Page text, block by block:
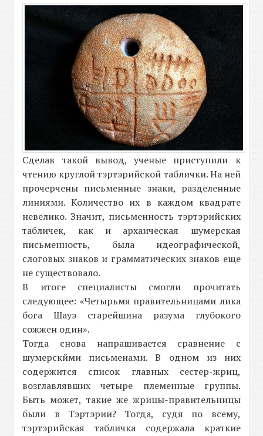
Сделав такой вывод, ученые приступили к
чтению круглой тэртэрийской таблички. На ней
прочерчены письменные знаки, разделенные
линиями. Количество их в каждом квадрате
невелико. Значит, письменность тэртэрийских
табличек, как и архаическая шумерская
письменность, была идеографической,
слоговых знаков и грамматических знаков еще
не существовало.
В итоге специалисты смогли прочитать
следующее: «Четырьмя правительницами лика
бога Шауэ старейшина разума глубокого
сожжен один».
Тогда снова напрашивается сравнение с
шумерскйми письменами. В одном из них
содержится список главных сестер-жриц,
возглавлявших четыре племенные группы.
Быть может, такие же жрицы-правительницы
были в Тэртэрии? Тогда, судя по всему,
тэртэрийская табличка содержала краткие